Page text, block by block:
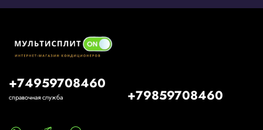
+74959708460
справочная служба +79859708460